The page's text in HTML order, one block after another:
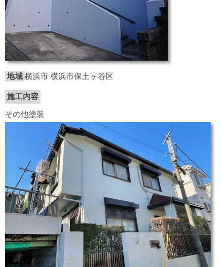
地域 横浜市 横浜市保土ヶ谷区
施工内容
その他塗装